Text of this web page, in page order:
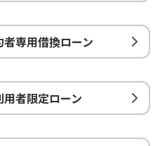
専用借換ローン
用者限定ローン